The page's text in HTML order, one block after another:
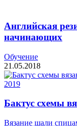
Английская
начинающих
Обучение
21.05.2018
Бактус схемы
Вязание шали